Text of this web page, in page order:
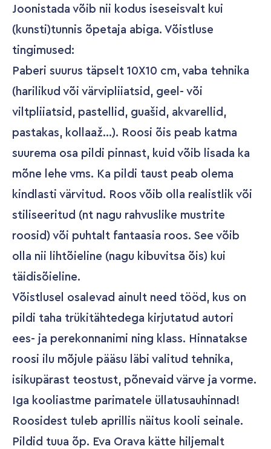
Joonistada võib nii kodus iseseisvalt kui
(kunsti)tunnis õpetaja abiga. Võistluse
tingimused:
Paberi suurus täpselt 10X10 cm, vaba tehnika
(harilikud või värvipliiatsid, geel- või
viltpliiatsid, pastellid, guašid, akvarellid,
pastakas, kollaaž...). Roosi õis peab katma
suurema osa pildi pinnast, kuid võib lisada ka
mõne lehe vms. Ka pildi taust peab olema
kindlasti värvitud. Roos võib olla realistlik või
stiliseeritud (nt nagu rahvuslike mustrite
roosid) või puhtalt fantaasia roos. See võib
olla nii lihtõieline (nagu kibuvitsa õis) kui
täidisõieline.
Võistlusel osalevad ainult need tööd, kus on
pildi taha trükitähtedega kirjutatud autori
ees- ja perekonnanimi ning klass. Hinnatakse
roosi ilu mõjule pääsu läbi valitud tehnika,
isikupärast teostust, põnevaid värve ja vorme.
Iga kooliastme parimatele üllatusauhinnad!
Roosidest tuleb aprillis näitus kooli seinale.
Pildid tuua õp. Eva Orava kätte hiljemalt